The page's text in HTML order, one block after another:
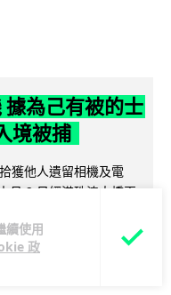
續使用
政
為己有被的士
境被捕
獲他人遺留相機及電
月 2 日經港珠澳大橋再